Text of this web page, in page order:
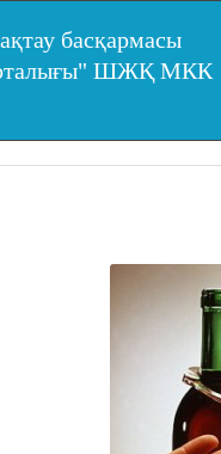
басқармасы
ШЖҚ МКК